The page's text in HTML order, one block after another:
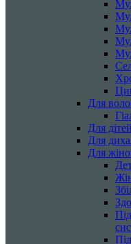
Для
Для дітей
Для
Для